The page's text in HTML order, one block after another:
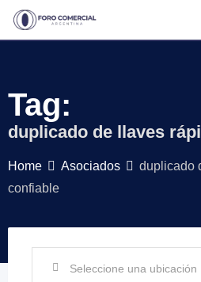
Skip
Tag:
duplicado de llaves
Home Asociados
duplicado
confiable